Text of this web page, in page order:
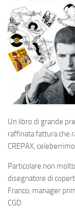
Un libro di grande
raffinata fattura che
CREPAX,
Particolare non
disegnatore di
Franco, manager
CGD.